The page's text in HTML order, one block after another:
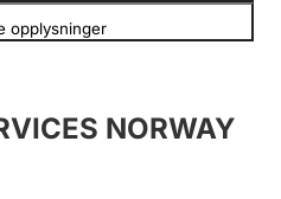
opplysninger
NORWAY